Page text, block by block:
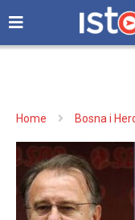
Home Bosna i